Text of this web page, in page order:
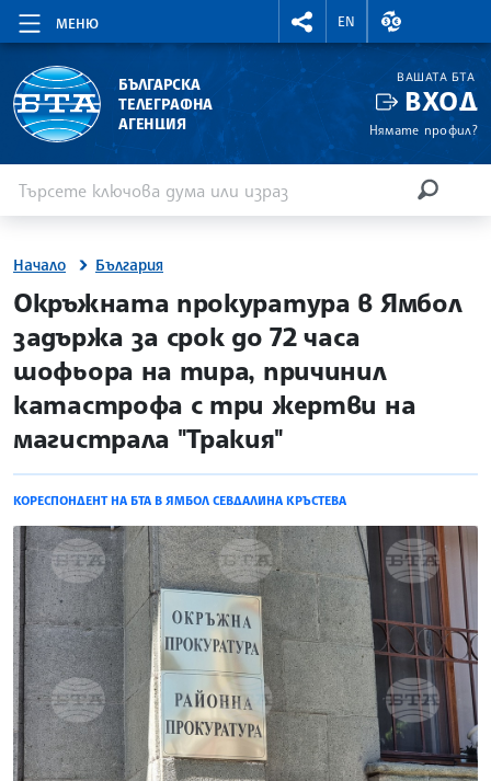
МЕНЮ
RIGHTMENU.SOCIAL
EN
ВАЛУТНИ
БЪЛГАРСКА
ТЕЛЕГРАФНА
АГЕНЦИЯ
ВАШАТА БТА
ВХОД
Нямате профил?
Начало България
site.bta
Окръжната прокуратура в Ямбол
задържа за срок до 72 часа
шофьора на тира, причинил
катастрофа с три жертви на
магистрала "Тракия"
КОРЕСПОНДЕНТ НА БТА В ЯМБОЛ СЕВДАЛИНА КРЪСТЕВА